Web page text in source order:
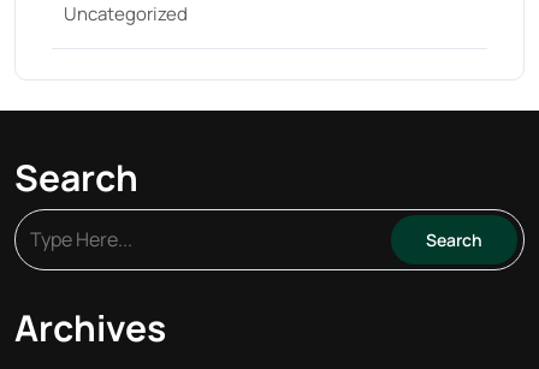
Uncategorized
Search
Archives